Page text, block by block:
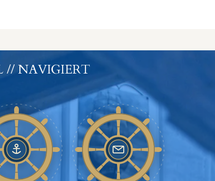
// NAVIGIERT